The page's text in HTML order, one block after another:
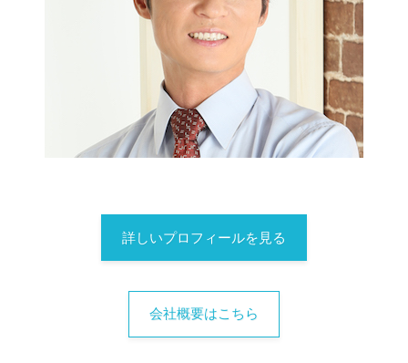
詳しいプロフィールを見る
会社概要はこちら